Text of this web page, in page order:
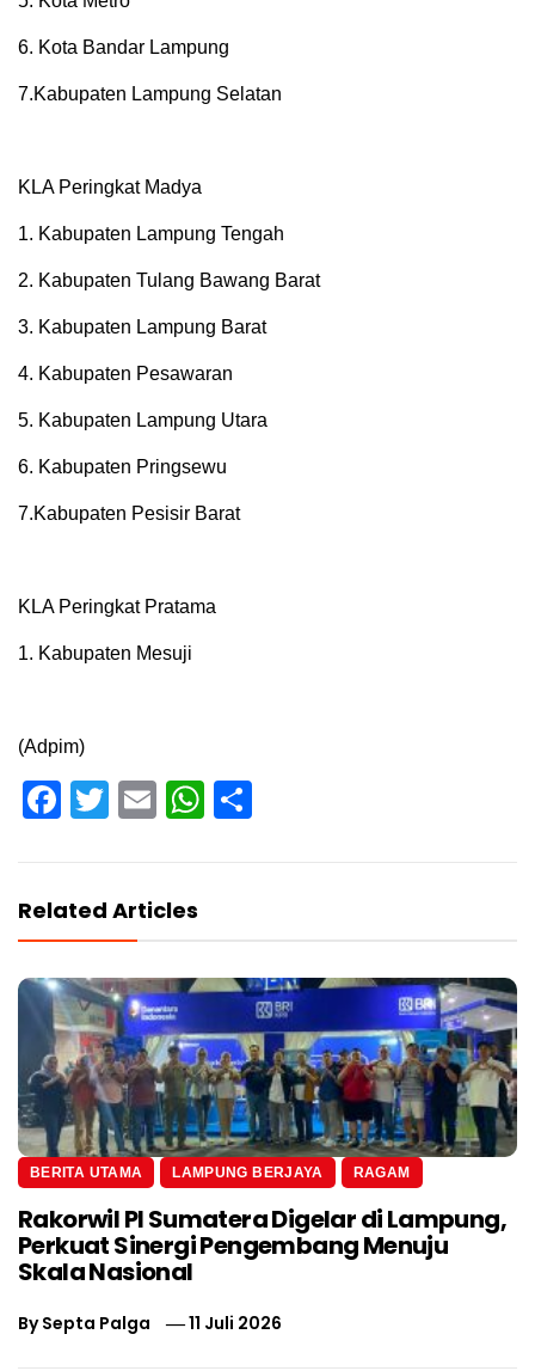
6. Kota Bandar Lampung
7.Kabupaten Lampung Selatan
KLA Peringkat Madya
1. Kabupaten Lampung Tengah
2. Kabupaten Tulang Bawang Barat
3. Kabupaten Lampung Barat
4. Kabupaten Pesawaran
5. Kabupaten Lampung Utara
6. Kabupaten Pringsewu
7.Kabupaten Pesisir Barat
KLA Peringkat Pratama
1. Kabupaten Mesuji
(Adpim)
Facebook
Twitter
EmailWhatsApp
Related Articles
BERITA UTAMA LAMPUNG BERJAYA RAGAM
Rakorwil PI Sumatera Digelar di Lampung,
Perkuat Sinergi Pengembang Menuju
Skala Nasional
BySepta Palga 11 Juli 2026